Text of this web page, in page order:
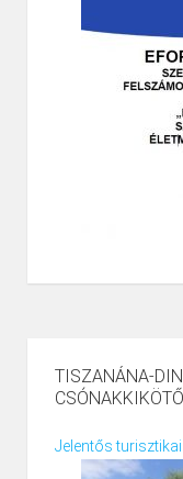
TISZANÁNA-
Jelentős